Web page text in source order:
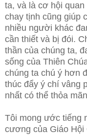
ta, và là cơ hội
chay tịnh cũng giúp
nhiều người khác
cần thiết và bị đói.
thần của chúng ta,
sống của Thiên
chúng ta chú ý hơn
thúc đẩy ý chí vâng
nhất có thể thỏa
Tôi mong ước tiếng
cương của Giáo Hội